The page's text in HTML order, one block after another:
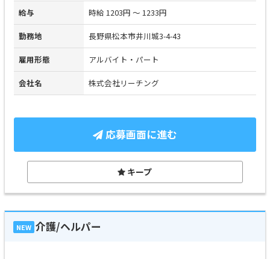
給与 時給 1203円 ～ 1233円
勤務地 長野県松本市井川城3-4-43
雇用形態 アルバイト・パート
会社名 株式会社リーチング
応募画面に進む
キープ
NEW 介護/ヘルパー